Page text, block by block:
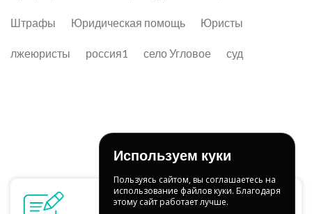
Штрафы Юридическая помощь Юристы
лжеюристы россия1 село Угловое суд
Используем куки
Пользуясь сайтом, вы соглашаетесь на
использование файлов куки. Благодаря
этому сайт работает лучше.